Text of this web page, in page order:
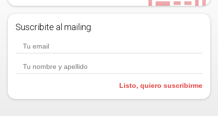
Suscribite al mailing.
Listo, quiero suscribirme